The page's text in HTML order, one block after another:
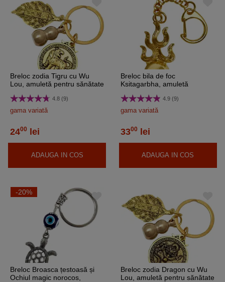
Breloc zodia Tigru cu Wu
Lou, amuletă pentru sănătate
cm
4.8 (9)
gama variată
2400 lei
ADAUGA IN COS
Breloc bila de foc
Ksitagarbha, amuletă
certurilor, metal auriu 9 cm
4.9 (9)
gama variată
3300 lei
ADAUGA IN COS
-20%
Breloc Broasca țestoasă și
Ochiul magic norocos,
Breloc zodia Dragon cu Wu
Lou, amuletă pentru sănătate